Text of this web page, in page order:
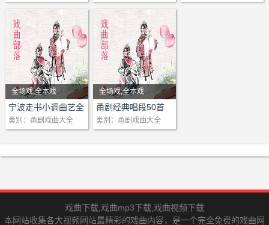
表演褚爱国二胡贺思良
扬琴
2 宁波走书大碶缴枪上
字幕版乐静创作表演褚
爱国二胡贺思良扬琴
3 宁波民间艺人乐静老
师在北仑宁波及浙江钱
江台的风采02
4 宁波民间艺人乐静老
亚扬琴
6 宁波走书兄妹英雄8乐
全
甬剧MP3大全包含以
下内容：
1 甬剧陆雅臣卖妻片
段
2 张和国甬剧借妻选
3 甬剧天要落雨娘要
嫁选段途遇
4 甬剧《一碗浓茶》
选段
团天要落雨娘要嫁1
戏曲部落网收录分享
戏迷朋友的乐园！(戏
曲部落网收录分享 戏
迷朋友的乐园！)
戏曲部落网收录分享
戏迷朋友的乐园！(戏
曲部落网收录分享 戏
全场戏,全本戏
剧情：
主要包含宁波小调演
绎人、宁波走书传
人、宁波民间艺人乐
小玉
庵堂相会之-扶桥-乐静
扒垃圾-宁波滩簧
宁波走书小调曲艺全
集
类别：甬剧戏曲大全
全场戏,全本戏
剧情：甬剧 半把剪刀 过
去件件心酸事 伴奏
甬剧 对花深十送郎 杜鹃
甬剧 赋调 半把剪刀
甬剧 基本调正板流水 庵
甬剧经典唱段50首
类别：甬剧戏曲大全
戏曲下载,戏曲mp3下载,戏曲视频下载
本网站收集各大视频网站最精彩的戏曲内容，是一个完全免费的戏曲网